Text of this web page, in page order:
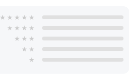
★ ★ ★ ★ ★
★ ★ ★ ★
★ ★ ★
★ ★
★